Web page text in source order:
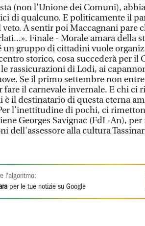
(non l'Unione dei Comuni),
di qualcuno. E politicamente il
A sentir poi Maccagnani pare
Finale - Morale amara della
gruppo di cittadini vuole
storico, cosa succederà per il
rassicurazioni di Lodi, ai
Se il primo settembre non
fare il carnevale invernale. E chi ci
è il destinatario di questa eterna
l’inettitudine di pochi, ci
Georges Savignac (FdI -An),
dell'assessore alla cultura
l'algoritmo:
per le tue notizie su Google